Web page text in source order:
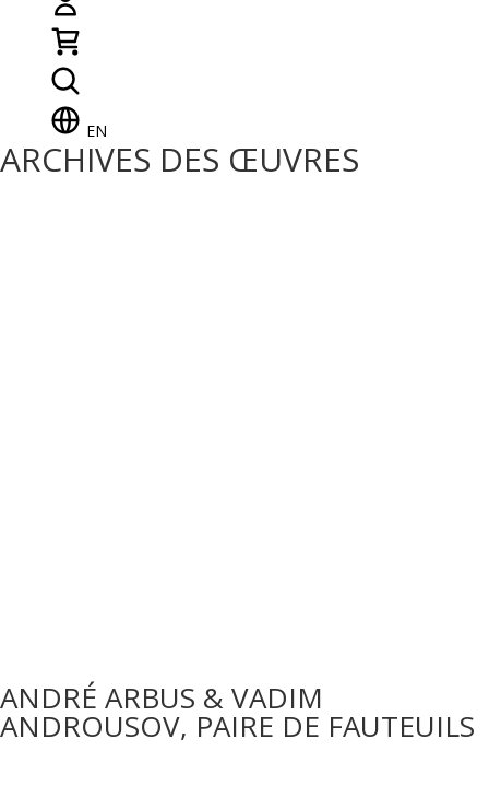
EN
ARCHIVES DES ŒUVRES
ANDRÉ ARBUS & VADIM
ANDROUSOV, PAIRE DE FAUTEUILS